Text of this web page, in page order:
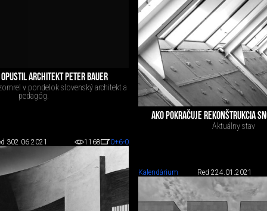
ARCHITEKT PETER BAUER
v pondelok slovenský architekt a
pedagóg.
AKO POKRAČUJE REKONŠTRUKCIA
Aktuálny stav
302.06.2021 1168 0+6-0
Kalendárium Red 224.01.2021